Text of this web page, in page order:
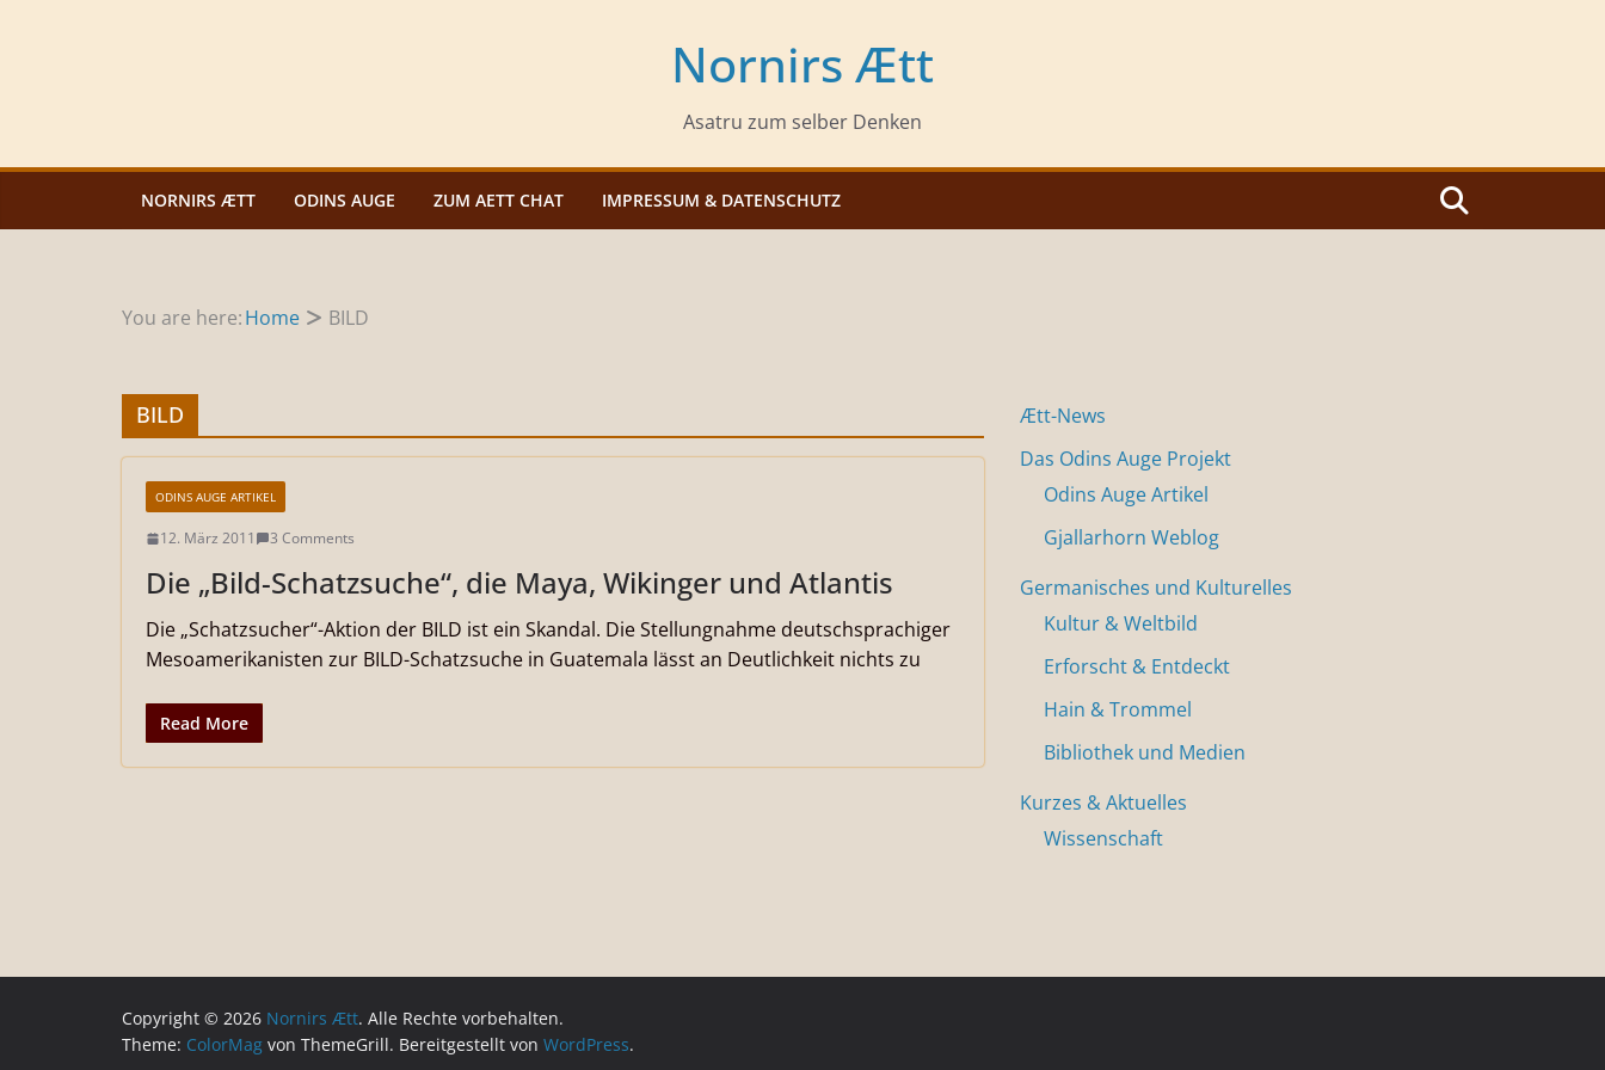
Nornirs Ætt
Asatru zum selber Denken
NORNIRS ÆTT ODINS AUGE ZUM AETT CHAT IMPRESSUM & DATENSCHUTZ
You are here:Home BILD
BILD
ODINS AUGE ARTIKEL
12. März 2011 3 Comments
Die „Bild-Schatzsuche“, die Maya, Wikinger und Atlantis
Die „Schatzsucher“-Aktion der BILD ist ein Skandal. Die Stellungnahme deutschsprachiger
Mesoamerikanisten zur BILD-Schatzsuche in Guatemala lässt an Deutlichkeit nichts zu
Read More
Ætt-News
Das Odins Auge Projekt
Odins Auge Artikel
Gjallarhorn Weblog
Germanisches und Kulturelles
Kultur & Weltbild
Erforscht & Entdeckt
Hain & Trommel
Bibliothek und Medien
Kurzes & Aktuelles
Wissenschaft
Copyright © 2026 Nornirs Ætt. Alle Rechte vorbehalten.
Theme: ColorMag von ThemeGrill. Bereitgestellt von WordPress.